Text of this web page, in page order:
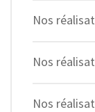
Nos
Nos
Nos